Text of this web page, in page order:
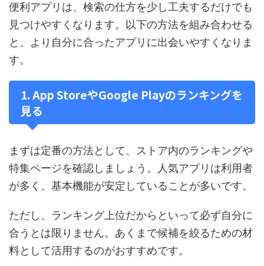
便利アプリは、検索の仕方を少し工夫するだけでも
見つけやすくなります。以下の方法を組み合わせる
と、より自分に合ったアプリに出会いやすくなりま
す。
1. App StoreやGoogle Playのランキングを
見る
まずは定番の方法として、ストア内のランキングや
特集ページを確認しましょう。人気アプリは利用者
が多く、基本機能が安定していることが多いです。
ただし、ランキング上位だからといって必ず自分に
合うとは限りません。あくまで候補を絞るための材
料として活用するのがおすすめです。